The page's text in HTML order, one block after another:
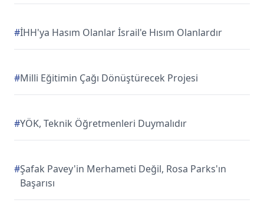
#İHH'ya Hasım Olanlar İsrail'e Hısım Olanlardır
#Milli Eğitimin Çağı Dönüştürecek Projesi
#YÖK, Teknik Öğretmenleri Duymalıdır
#Şafak Pavey'in Merhameti Değil, Rosa Parks'ın
Başarısı